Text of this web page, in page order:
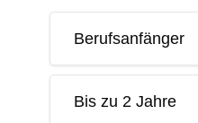
Berufsanfänger
Bis zu 2 Jahre